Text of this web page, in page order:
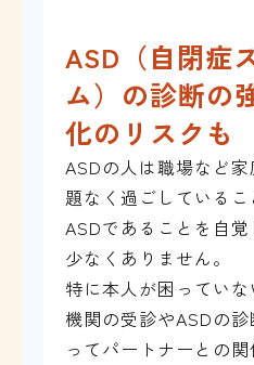
ASD（自閉症
ム）の診断の
化のリスクも
ASDの人は職場など
題なく過ごしている
ASDであることを自
少なくありません。
特に本人が困ってい
機関の受診やASDの
ってパートナーとの